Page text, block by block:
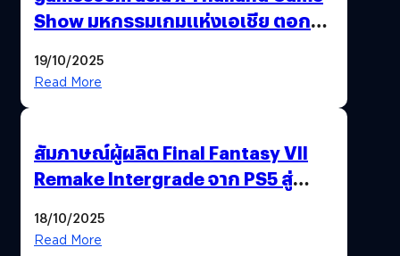
Show มหกรรมเกมแห่งเอเชีย ตอกย้ำ
พาณิชย์ร่วมชูความสำเร็จ
19/10/2025
Read More
สัมภาษณ์ผู้ผลิต Final Fantasy VII
Remake Intergrade จาก PS5 สู่
18/10/2025
Read More